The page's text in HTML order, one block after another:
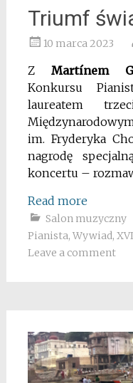
Triumf
10 marca 2023
Z Martínem
Konkursu
laureatem
im. Fryderyka
nagrodę
koncertu –
Read more
Salon muzyczny
Pianista, Wywiad,
Leave a comment